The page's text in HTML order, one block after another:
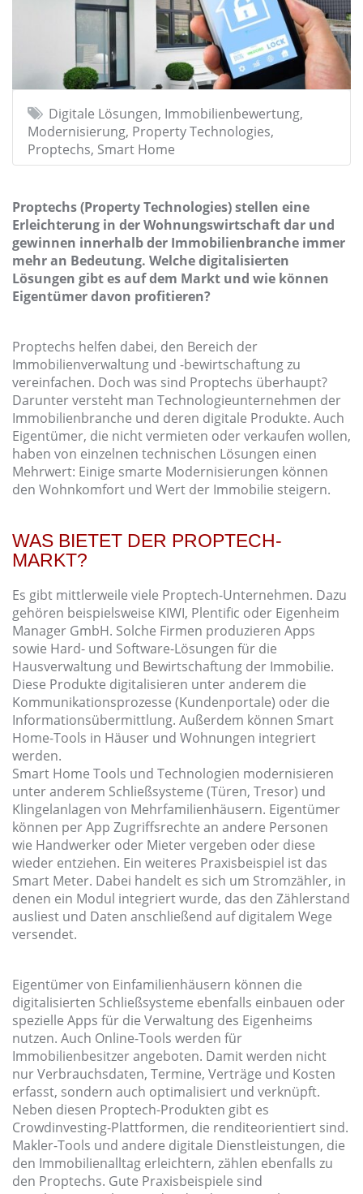
Digitale Lösungen, Immobilienbewertung,
Modernisierung, Property Technologies,
Proptechs, Smart Home
Proptechs (Property Technologies) stellen eine
Erleichterung in der Wohnungswirtschaft dar und
gewinnen innerhalb der Immobilienbranche immer
mehr an Bedeutung. Welche digitalisierten
Lösungen gibt es auf dem Markt und wie können
Eigentümer davon profitieren?
Proptechs helfen dabei, den Bereich der
Immobilienverwaltung und -bewirtschaftung zu
vereinfachen. Doch was sind Proptechs überhaupt?
Darunter versteht man Technologieunternehmen der
Immobilienbranche und deren digitale Produkte. Auch
Eigentümer, die nicht vermieten oder verkaufen wollen,
haben von einzelnen technischen Lösungen einen
Mehrwert: Einige smarte Modernisierungen können
den Wohnkomfort und Wert der Immobilie steigern.
WAS BIETET DER PROPTECH-
MARKT?
Es gibt mittlerweile viele Proptech-Unternehmen. Dazu
gehören beispielsweise KIWI, Plentific oder Eigenheim
Manager GmbH. Solche Firmen produzieren Apps
sowie Hard- und Software-Lösungen für die
Hausverwaltung und Bewirtschaftung der Immobilie.
Diese Produkte digitalisieren unter anderem die
Kommunikationsprozesse (Kundenportale) oder die
Informationsübermittlung. Außerdem können Smart
Home-Tools in Häuser und Wohnungen integriert
werden.
Smart Home Tools und Technologien modernisieren
unter anderem Schließsysteme (Türen, Tresor) und
Klingelanlagen von Mehrfamilienhäusern. Eigentümer
können per App Zugriffsrechte an andere Personen
wie Handwerker oder Mieter vergeben oder diese
wieder entziehen. Ein weiteres Praxisbeispiel ist das
Smart Meter. Dabei handelt es sich um Stromzähler, in
denen ein Modul integriert wurde, das den Zählerstand
ausliest und Daten anschließend auf digitalem Wege
versendet.
Eigentümer von Einfamilienhäusern können die
digitalisierten Schließsysteme ebenfalls einbauen oder
spezielle Apps für die Verwaltung des Eigenheims
nutzen. Auch Online-Tools werden für
Immobilienbesitzer angeboten. Damit werden nicht
nur Verbrauchsdaten, Termine, Verträge und Kosten
erfasst, sondern auch optimalisiert und verknüpft.
Neben diesen Proptech-Produkten gibt es
Crowdinvesting-Plattformen, die renditeorientiert sind.
Makler-Tools und andere digitale Dienstleistungen, die
den Immobilienalltag erleichtern, zählen ebenfalls zu
den Proptechs. Gute Praxisbeispiele sind